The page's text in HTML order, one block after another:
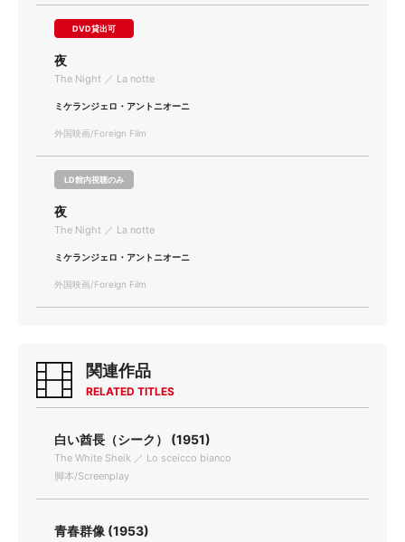
DVD貸出可
夜
The Night ／ La notte
ミケランジェロ・アントニオーニ
外国映画/Foreign Film
LD館内視聴のみ
夜
The Night ／ La notte
ミケランジェロ・アントニオーニ
外国映画/Foreign Film
関連作品
RELATED TITLES
白い酋長（シーク） (1951)
The White Sheik ／ Lo sceicco bianco
脚本/Screenplay
青春群像 (1953)